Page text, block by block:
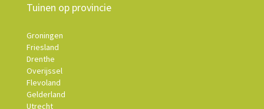
Tuinen op provincie
Groningen
Friesland
Drenthe
Overijssel
Flevoland
Gelderland
Utrecht